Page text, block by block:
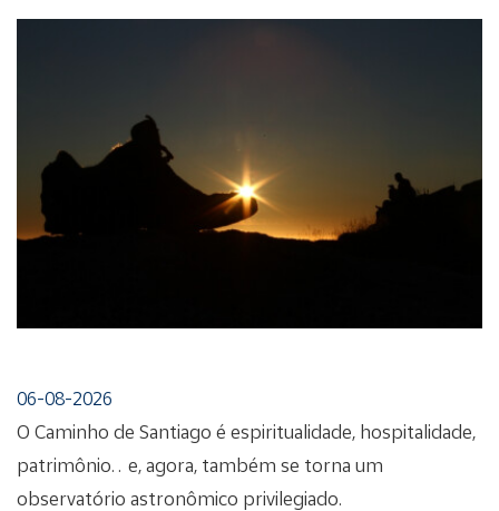
06-08-2026
O Caminho de Santiago é espiritualidade, hospitalidade,
patrimônio… e, agora, também se torna um
observatório astronômico privilegiado.